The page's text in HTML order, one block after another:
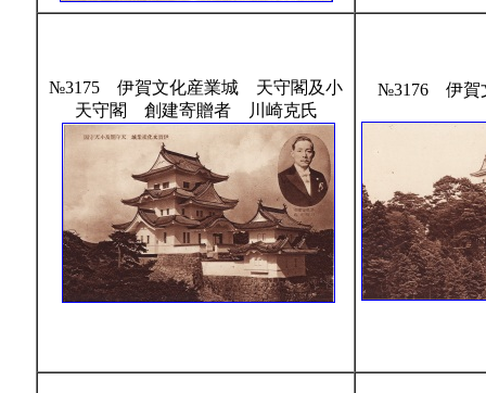
№3175 伊賀文化産業城 天守閣及小
天守閣 創建寄贈者 川崎克氏
№3176 伊賀